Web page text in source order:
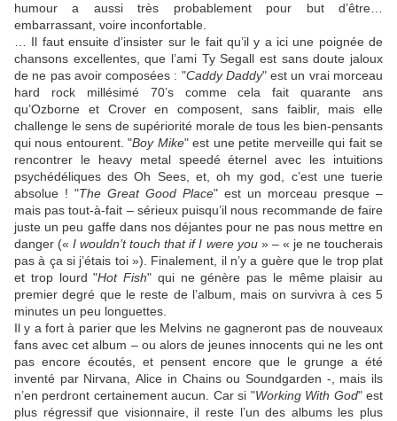
humour a aussi très probablement pour but d’être…
embarrassant, voire inconfortable.
… Il faut ensuite d’insister sur le fait qu’il y a ici une poignée de
chansons excellentes, que l’ami Ty Segall est sans doute jaloux
de ne pas avoir composées : "Caddy Daddy" est un vrai morceau
hard rock millésimé 70’s comme cela fait quarante ans
qu’Ozborne et Croveren composent, sans faiblir, mais elle
challenge le sens de supériorité morale de tous les bien-pensants
qui nous entourent. "Boy Mike" est une petite merveille qui fait se
rencontrer le heavy metal speedé éternel avec les intuitions
psychédéliques desOh Sees, et, oh my god, c’est une tuerie
absolue ! "The Great Good Place" est un morceau presque –
mais pas tout-à-fait – sérieux puisqu’il nous recommande de faire
juste un peu gaffe dans nos déjantes pour ne pas nous mettre en
danger («I wouldn’t touch that if I were you» – « je ne toucherais
pas à ça si j’étais toi »). Finalement, il n’y a guère que le trop plat
et trop lourd "Hot Fish" qui ne génère pas le même plaisir au
premier degré que le reste de l’album, mais on survivra à ces 5
minutes un peu longuettes.
Il y a fort à parier que les Melvins ne gagneront pas de nouveaux
fans avec cet album – ou alors de jeunes innocents qui ne les ont
pas encore écoutés, et pensent encore que le grunge a été
inventé par Nirvana ,Alice in Chainsou Soundgarden -, mais ils
n’en perdront certainement aucun. Car si "Working With God" est
plus régressif que visionnaire, il reste l’un des albums les plus